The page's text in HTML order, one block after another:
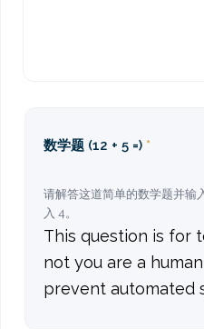
数学题 (12 + 5 =)
请解答这道简单的数学题并输
入 4。
This question is for
not you are a
prevent automated